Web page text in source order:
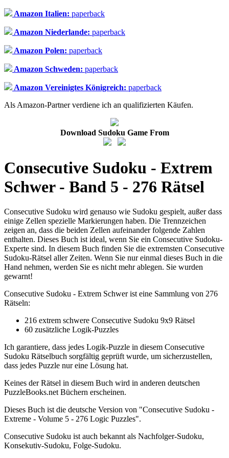
Amazon Italien: paperback
Amazon Niederlande: paperback
Amazon Polen: paperback
Amazon Schweden: paperback
Amazon Vereinigtes Königreich: paperback
Als Amazon-Partner verdiene ich an qualifizierten Käufen.
Download Sudoku Game From
Consecutive Sudoku - Extrem
Schwer - Band 5 - 276 Rätsel
Consecutive Sudoku wird genauso wie Sudoku gespielt, außer dass
einige Zellen spezielle Markierungen haben. Die Trennzeichen
zeigen an, dass die beiden Zellen aufeinander folgende Zahlen
enthalten. Dieses Buch ist ideal, wenn Sie ein Consecutive Sudoku-
Experte sind. In diesem Buch finden Sie die extremsten Consecutive
Sudoku-Rätsel aller Zeiten. Wenn Sie nur einmal dieses Buch in die
Hand nehmen, werden Sie es nicht mehr ablegen. Sie wurden
gewarnt!
Consecutive Sudoku - Extrem Schwer ist eine Sammlung von 276
Rätseln:
216 extrem schwere Consecutive Sudoku 9x9 Rätsel
60 zusätzliche Logik-Puzzles
Ich garantiere, dass jedes Logik-Puzzle in diesem Consecutive
Sudoku Rätselbuch sorgfältig geprüft wurde, um sicherzustellen,
dass jedes Puzzle nur eine Lösung hat.
Keines der Rätsel in diesem Buch wird in anderen deutschen
PuzzleBooks.net Büchern erscheinen.
Dieses Buch ist die deutsche Version von "Consecutive Sudoku -
Extreme - Volume 5 - 276 Logic Puzzles".
Consecutive Sudoku ist auch bekannt als Nachfolger-Sudoku,
Konsekutiv-Sudoku, Folge-Sudoku.